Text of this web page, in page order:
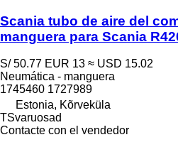
Scania tubo de aire del
manguera para Scania
S/ 50.77 EUR 13 ≈ USD 15.02
Neumática - manguera
1745460 1727989
Estonia, Kõrveküla
TSvaruosad
Contacte con el vendedor